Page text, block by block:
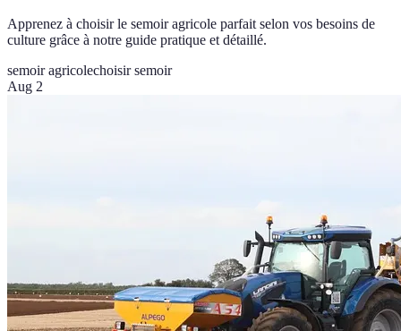
Apprenez à choisir le semoir agricole parfait selon vos besoins de
culture grâce à notre guide pratique et détaillé.
semoir agricolechoisir semoir
Aug 2